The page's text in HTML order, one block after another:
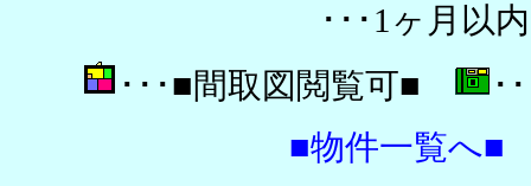
･･･1ヶ月以
･･･■間取図閲覧可■
･
■物件一覧へ■